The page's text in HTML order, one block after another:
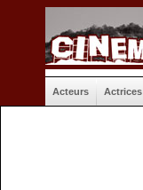
Acteurs Actrices